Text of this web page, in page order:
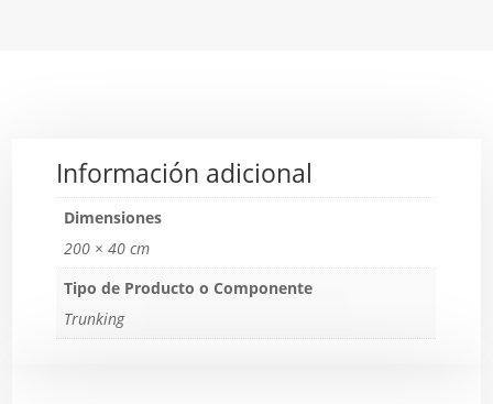
Información adicional
Dimensiones
200 × 40 cm
Tipo de Producto o Componente
Trunking